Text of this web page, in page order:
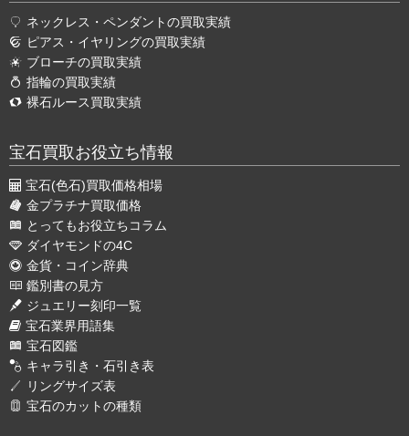
ネックレス・ペンダントの買取実績
ピアス・イヤリングの買取実績
ブローチの買取実績
指輪の買取実績
裸石ルース買取実績
宝石買取お役立ち情報
宝石(色石)買取価格相場
金プラチナ買取価格
とってもお役立ちコラム
ダイヤモンドの4C
金貨・コイン辞典
鑑別書の見方
ジュエリー刻印一覧
宝石業界用語集
宝石図鑑
キャラ引き・石引き表
リングサイズ表
宝石のカットの種類